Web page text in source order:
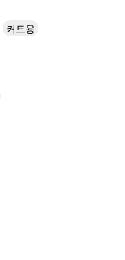
커트용